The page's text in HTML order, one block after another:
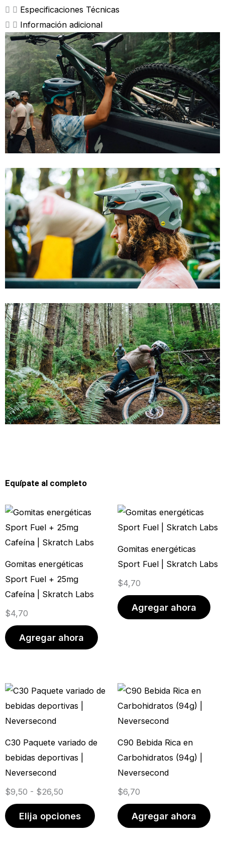
Especificaciones Técnicas
Información adicional
Equípate al completo
Gomitas energéticas
Sport Fuel + 25mg
Cafeína | Skratch Labs
$4,70
Agregar ahora
Gomitas energéticas
Sport Fuel | Skratch Labs
$4,70
Agregar ahora
C30 Paquete variado de
bebidas deportivas |
Neversecond
$9,50 - $26,50
Rango
de
$9,50
hasta
Elija opciones
Este
producto
pueden
C90 Bebida Rica en
Carbohidratos (94g) |
Neversecond
$6,70
Agregar ahora